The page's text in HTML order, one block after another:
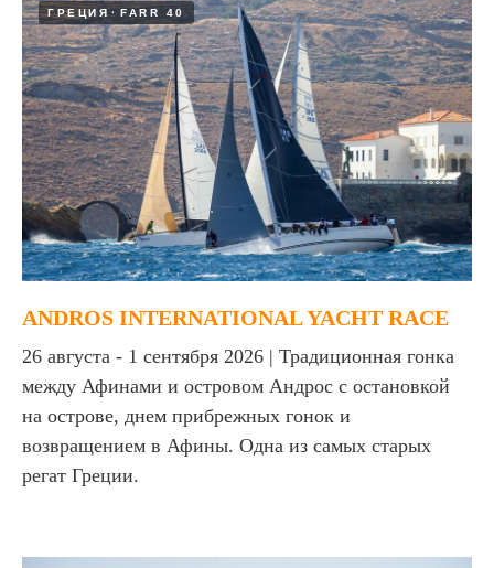
ГРЕЦИЯ FARR 40
ANDROS INTERNATIONAL YACHT RACE
26 августа - 1 сентября 2026 | Традиционная гонка
между Афинами и островом Андрос с остановкой
на острове, днем прибрежных гонок и
возвращением в Афины. Одна из самых старых
регат Греции.